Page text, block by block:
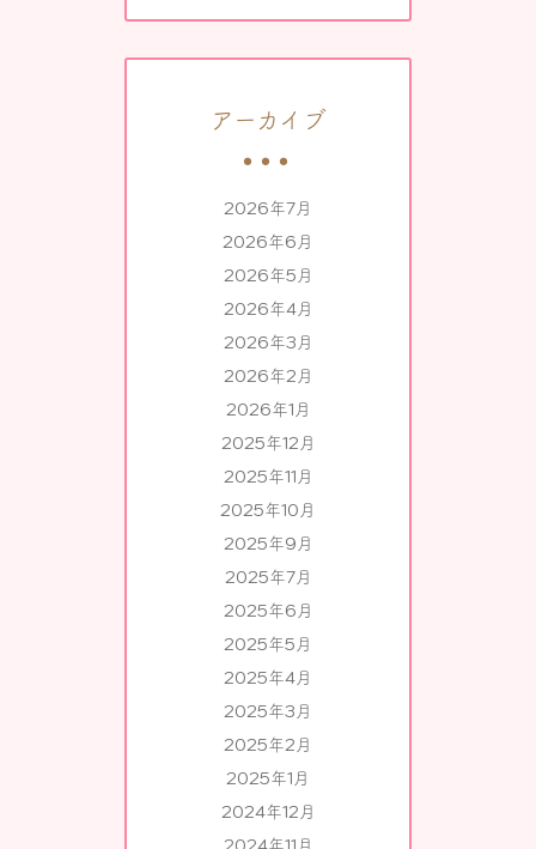
アーカイブ
2026年7月
2026年6月
2026年5月
2026年4月
2026年3月
2026年2月
2026年1月
2025年12月
2025年11月
2025年10月
2025年9月
2025年7月
2025年6月
2025年5月
2025年4月
2025年3月
2025年2月
2025年1月
2024年12月